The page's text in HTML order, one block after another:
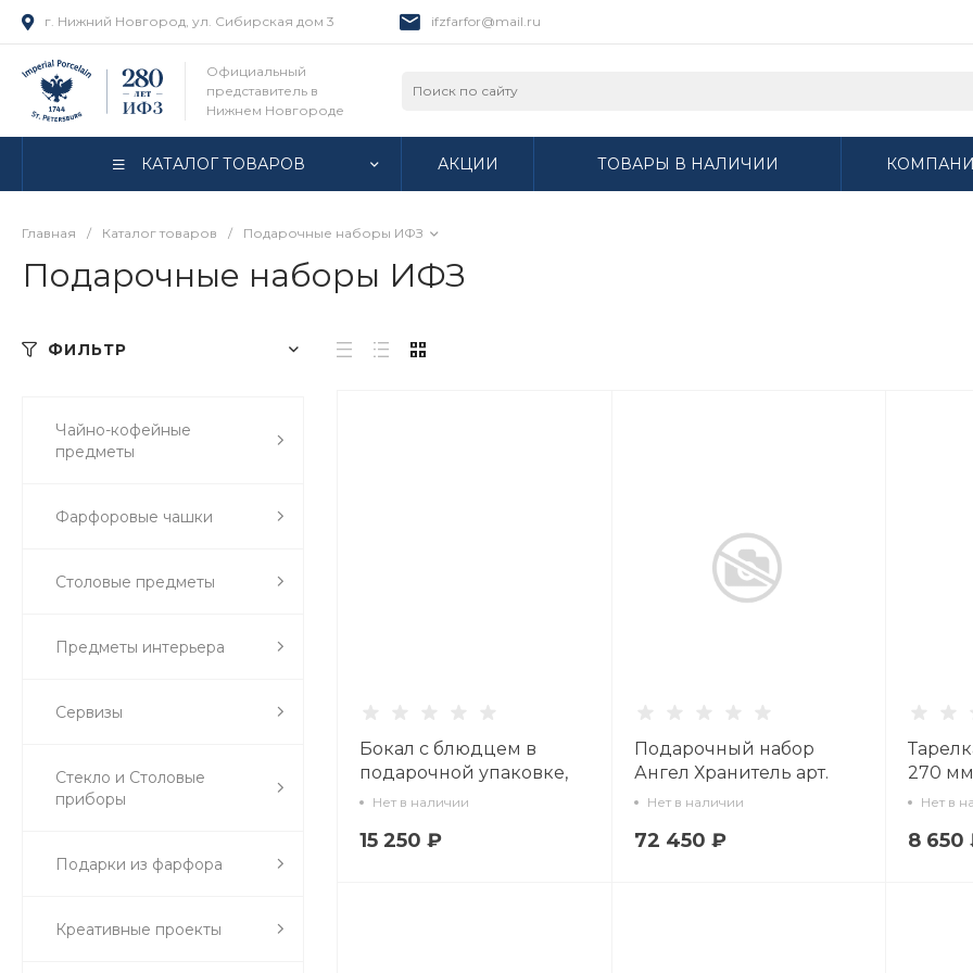
г. Нижний Новгород, ул. Сибирская дом 3 ifzfarfor@mail.ru
Официальный
представитель в
Нижнем Новгороде
КАТАЛОГ ТОВАРОВ АКЦИИ ТОВАРЫ В НАЛИЧИИ
Главная / Каталог товаров / Подарочные наборы ИФЗ
Подарочные наборы ИФЗ
ФИЛЬТР
Чайно-кофейные
предметы
Фарфоровые чашки
Столовые предметы
Предметы интерьера
Сервизы
Стекло и Столовые
приборы
Подарки из фарфора
Креативные проекты
Бокал с блюдцем в
подарочной упаковке,
форма Гранд, рисунок
Василевский А.В., арт.
Нет в наличии
15 250 ₽
Подарочный набор
Ангел Хранитель арт.
81.24043.00.1
Нет в наличии
72 450 ₽
270
Нет в
8 650